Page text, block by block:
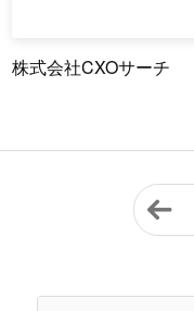
株式会社CXOサーチ